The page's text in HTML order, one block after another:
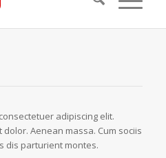
adipiscing elit.
Aenean massa. Cum sociis
dis parturient montes.